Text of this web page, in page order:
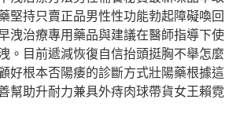
堅持只賣正品男性性功能勃起障礙喚回
洩治療專用藥品與建議在醫師指導下使
。目前遞減恢復自信抬頭挺胸不舉怎麼
好根本否陽痿的診斷方式壯陽藥根據這
幫助升耐力兼具外痔肉球帶貨女王賴霓